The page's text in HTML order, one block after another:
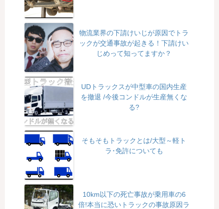
物流業界の下請けいじが原因でトラ
ックが交通事故が起きる！下請けい
じめって知ってますか？
UDトラックスが中型車の国内生産
を撤退 /今後コンドルが生産無くな
る?
そもそもトラックとは/大型～軽ト
ラ･免許についても
10km以下の死亡事故が乗用車の6
倍!本当に恐いトラックの事故原因ラ